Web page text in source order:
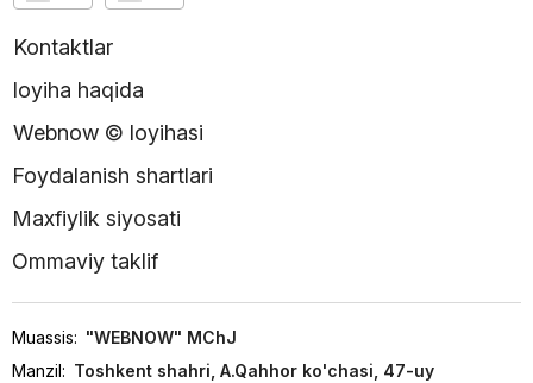
Kontaktlar
loyiha haqida
Webnow © loyihasi
Foydalanish shartlari
Maxfiylik siyosati
Ommaviy taklif
Muassis: "WEBNOW" MChJ
Manzil: Toshkent shahri, A.Qahhor ko'chasi, 47-uy